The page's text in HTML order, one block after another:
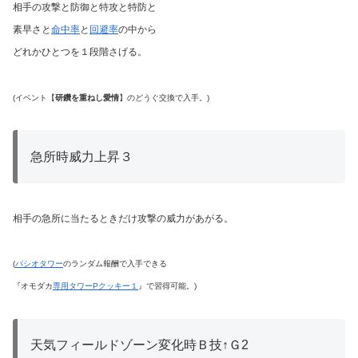
相手の攻撃と防御と特攻と特防と
素早さと 命中率と 回避率の中から
どれかひとつを１段階さげる。
(イベント【研鑽を重ねし愛情】のどうぐ交換で入手。)
急所時威力上昇３
相手の急所に当たるときだけ攻撃の威力があがる。
(パシオタワーのランダム報酬で入手できる
『オモダカ専用タワーPクッキー１ 』で習得可能。)
天気フィールドゾーン変化時Ｂ技↑Ｇ2